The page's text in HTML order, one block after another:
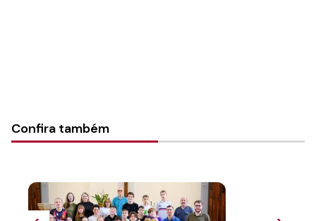
Confira também